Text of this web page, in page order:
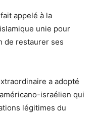
appelé à la
unie pour
de restaurer ses
a adopté
israélien qui
légitimes du